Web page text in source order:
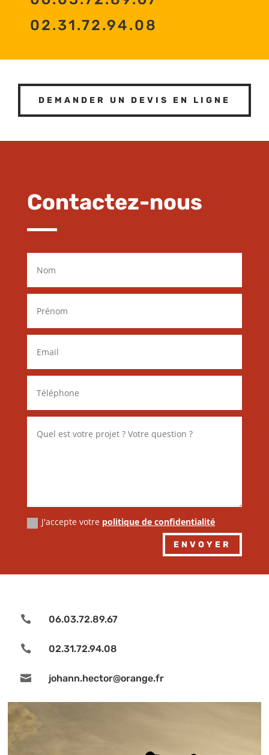
02.31.72.94.08
DEMANDER UN DEVIS EN LIGNE
Contactez-nous
J'accepte votre politique de confidentialité
ENVOYER
 06.03.72.89.67
 02.31.72.94.08
 johann.hector@orange.fr